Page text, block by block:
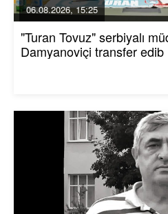
06.08.2026, 15:25
"Turan Tovuz" serbiyalı
Damyanoviçi transfer edib